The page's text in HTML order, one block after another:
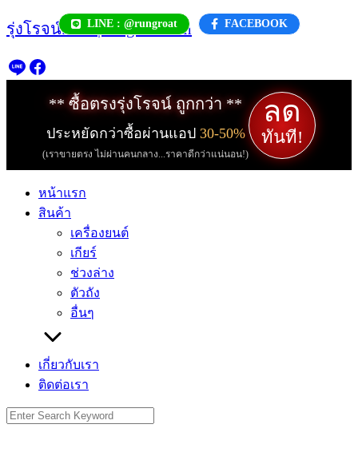
Skip
to
LINE : @rungroat FACEBOOK
รุ่งโรจน์.com | rungroat.com
** ซื้อตรงรุ่งโรจน์ ถูกกว่า **
ประหยัดกว่าซื้อผ่านแอป 30-50%
(เราขายตรง ไม่ผ่านคนกลาง...ราคาดีกว่าแน่นอน!)
ลด
ทันที!
หน้าแรก
สินค้า
เครื่องยนต์
เกียร์
ช่วงล่าง
ตัวถัง
อื่นๆ
เกี่ยวกับเรา
ติดต่อเรา
Search
for: